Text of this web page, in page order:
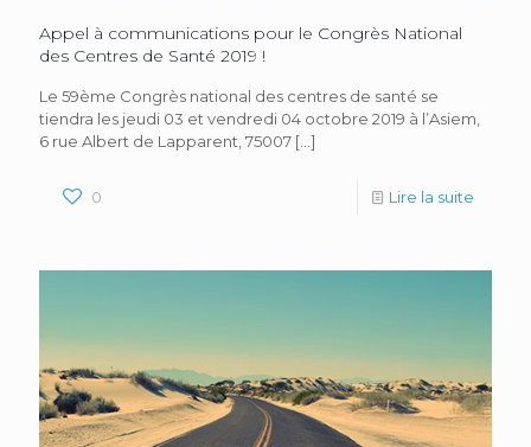
Appel à communications pour le Congrès National
des Centres de Santé 2019 !
Le 59ème Congrès national des centres de santé se
tiendra les jeudi 03 et vendredi 04 octobre 2019 à l’Asiem,
6 rue Albert de Lapparent, 75007 […]
0 Lire la suite